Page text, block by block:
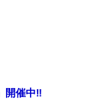
開催中‼